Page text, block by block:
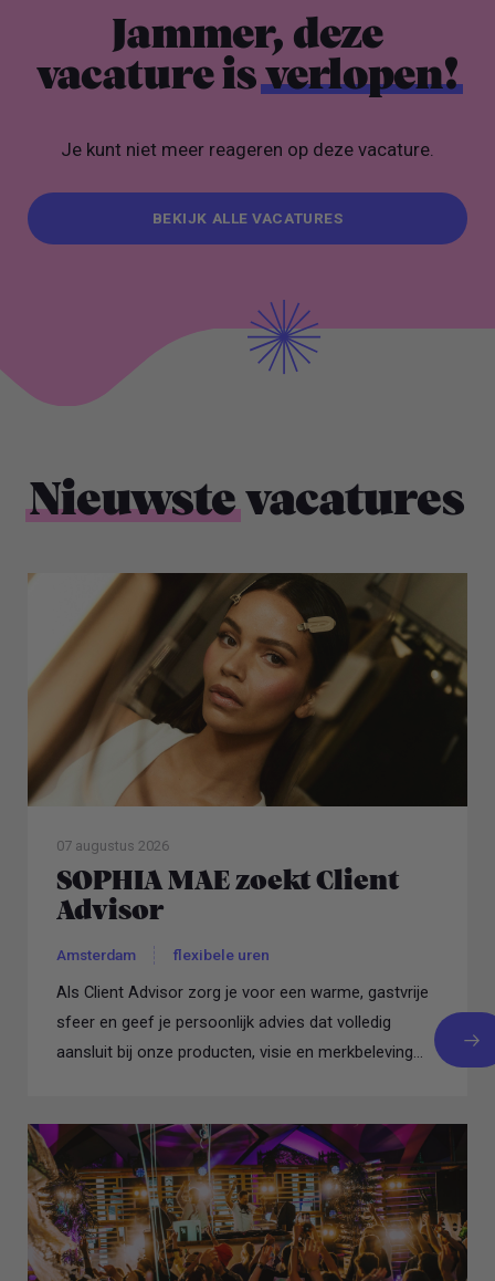
Jammer, deze
vacature isverlopen!
Je kunt niet meer reageren op deze vacature.
BEKIJK ALLE VACATURES
Nieuwstevacatures
07 augustus 2026
SOPHIA MAE zoekt Client
Advisor
Amsterdam flexibele uren
Als Client Advisor zorg je voor een warme, gastvrije
sfeer en geef je persoonlijk advies dat volledig
aansluit bij onze producten, visie en merkbeleving...